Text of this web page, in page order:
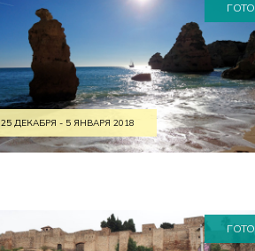
25 ДЕКАБРЯ - 5 ЯНВАРЯ 2018